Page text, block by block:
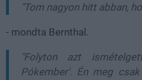
"Tom nagyon hitt abban,
- mondta Bernthal.
"Folyton azt
Pókember'. Én meg